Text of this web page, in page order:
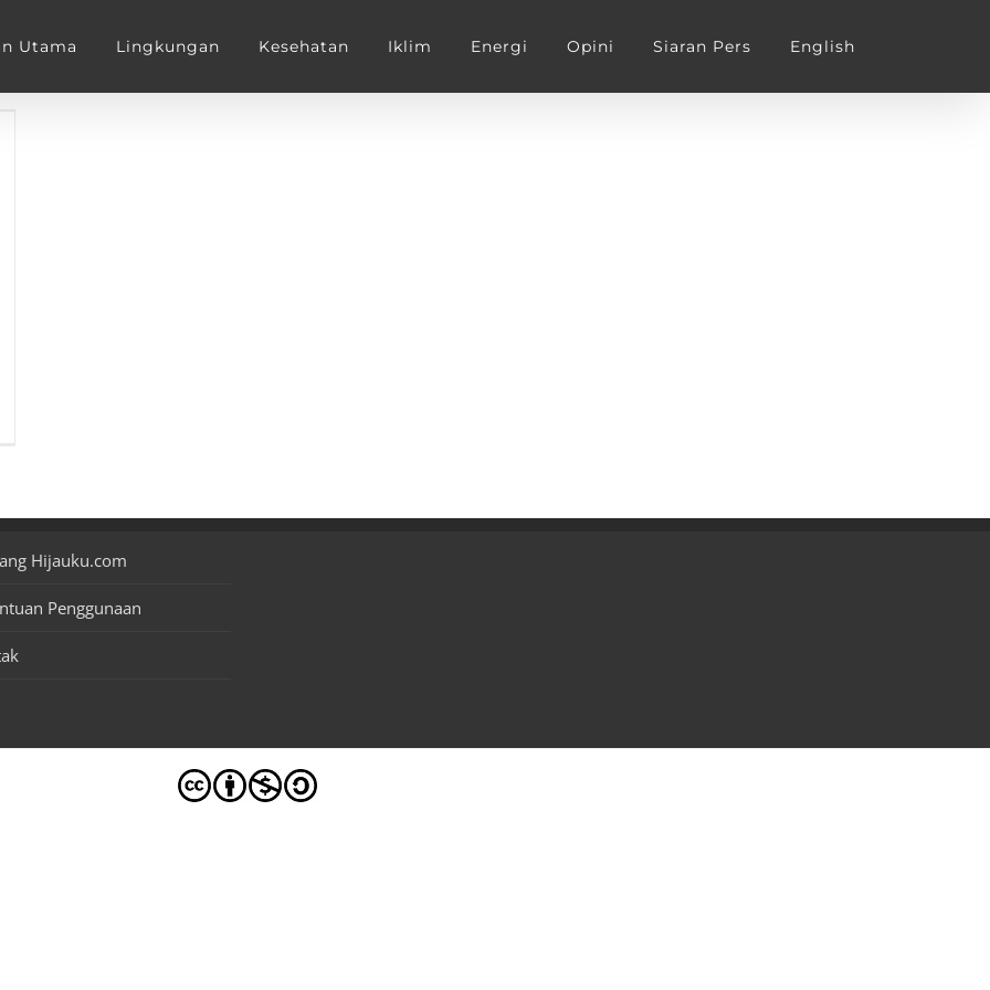
Utama Lingkungan Kesehatan Iklim Energi Opini Siaran Pers English
Hijauku.com
Penggunaan